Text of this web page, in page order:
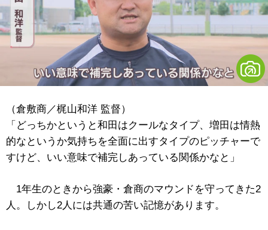
（倉敷商／梶山和洋 監督）
「どっちかというと和田はクールなタイプ、増田は情熱
的なというか気持ちを全面に出すタイプのピッチャーで
すけど、いい意味で補完しあっている関係かなと」
1年生のときから強豪・倉商のマウンドを守ってきた2
人。しかし2人には共通の苦い記憶があります。